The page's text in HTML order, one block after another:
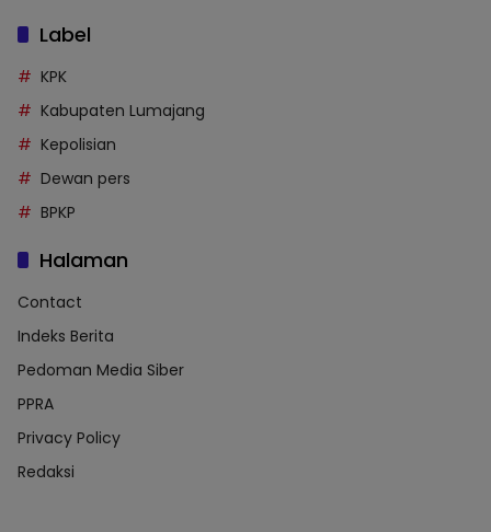
Label
KPK
Kabupaten Lumajang
Kepolisian
Dewan pers
BPKP
Halaman
Contact
Indeks Berita
Pedoman Media Siber
PPRA
Privacy Policy
Redaksi